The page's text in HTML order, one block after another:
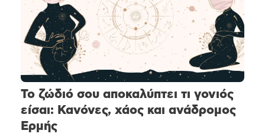
Το ζώδιό σου αποκαλύπτει τι γονιός
είσαι: Κανόνες, χάος και ανάδρομος
Ερμής